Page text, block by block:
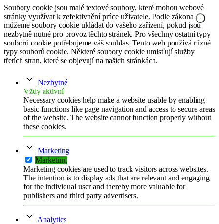
Soubory cookie jsou malé textové soubory, které mohou webové
stránky využívat k zefektivnění práce uživatele. Podle zákona
můžeme soubory cookie ukládat do vašeho zařízení, pokud jsou
nezbytně nutné pro provoz těchto stránek. Pro všechny ostatní typy
souborů cookie potřebujeme váš souhlas. Tento web používá různé
typy souborů cookie. Některé soubory cookie umisťují služby
třetích stran, které se objevují na našich stránkách.
Nezbytné
Vždy aktivní
Necessary cookies help make a website usable by enabling
basic functions like page navigation and access to secure areas
of the website. The website cannot function properly without
these cookies.
Marketing
Marketing
Marketing cookies are used to track visitors across websites.
The intention is to display ads that are relevant and engaging
for the individual user and thereby more valuable for
publishers and third party advertisers.
Analytics